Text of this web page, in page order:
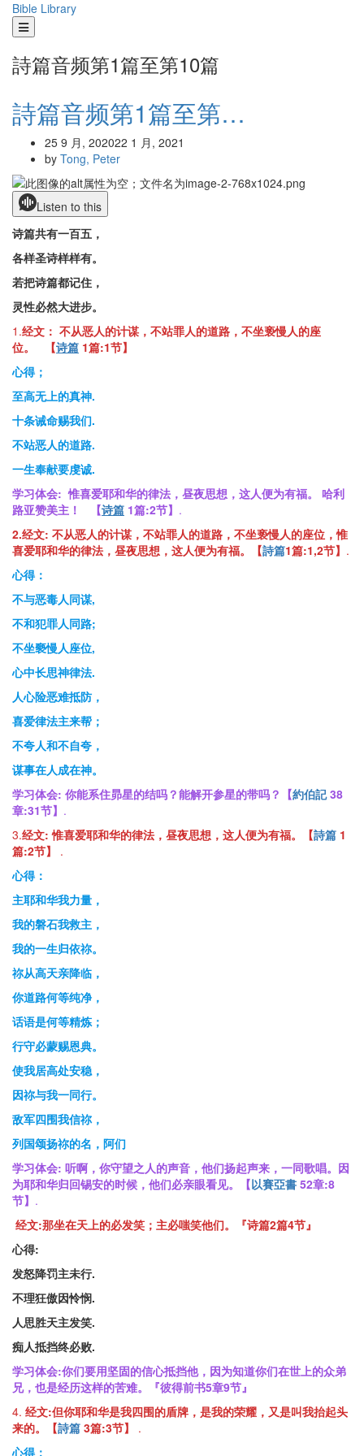
Skip
content
Bible Library
詩篇音频第1篇至第10篇
詩篇音频第1篇至第…
25 9 月, 202022 1 月, 2021
by Tong, Peter
Listen to this
诗篇共有一百五，
各样圣诗样样有。
若把诗篇都记住，
灵性必然大进步。
1.经文： 不从恶人的计谋，不站罪人的道路，不坐亵慢人的座
位。
【诗篇 1篇:1节】
心得；
至高无上的真神.
十条诫命赐我们.
不站恶人的道路.
一生奉献要虔诚.
学习体会: 惟喜爱耶和华的律法，昼夜思想，这人便为有福。 哈利
路亚赞美主！ 【诗篇 1篇:2节】 .
2.经文: 不从恶人的计谋，不站罪人的道路，不坐亵慢人的座位，惟
喜爱耶和华的律法，昼夜思想，这人便为有福。【詩篇1篇:1,2节】 .
心得：
不与恶毒人同谋,
不和犯罪人同路;
不坐褻慢人座位,
心中长思神律法.
人心险恶难抵防，
喜爱律法主来帮；
不夸人和不自夸，
谋事在人成在神。
学习体会: 你能系住昴星的结吗？能解开参星的带吗？【約伯記 38
章:31节】 .
3.经文: 惟喜爱耶和华的律法，昼夜思想，这人便为有福。【詩篇 1
篇:2节】
.
心得：
主耶和华我力量，
我的磐石我救主，
我的一生归依祢。
祢从高天亲降临，
你道路何等纯净，
话语是何等精炼；
行守必蒙赐恩典。
使我居高处安稳，
因祢与我一同行。
敌军四围我信祢，
列国颂扬祢的名，阿们
学习体会: 听啊，你守望之人的声音，他们扬起声来，一同歌唱。因
为耶和华归回锡安的时候，他们必亲眼看见。【以賽亞書 52章:8
节】 .
经文:那坐在天上的必发笑；主必嗤笑他们。『诗篇2篇4节』
心得:
发怒降罚主未行.
不理狂傲因怜悯.
人思胜天主发笑.
痴人抵挡终必败.
学习体会:你们要用坚固的信心抵挡他，因为知道你们在世上的众弟
兄，也是经历这样的苦难。『彼得前书5章9节』
4. 经文:但你耶和华是我四围的盾牌，是我的荣耀，又是叫我抬起头
来的。【詩篇 3篇:3节】
.
心得：